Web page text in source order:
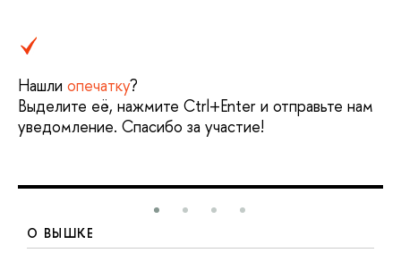
Нашли опечатку?
Выделите её, нажмите Ctrl+Enter и отправьте нам
уведомление. Спасибо за участие!
О ВЫШКЕ